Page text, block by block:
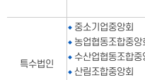
특수법인
중소기업중앙회
농업협동조합중앙
수산업협동조합중
산림조합중앙회